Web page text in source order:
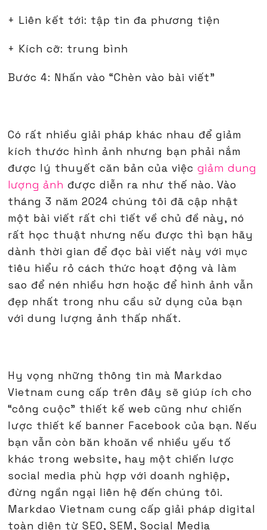
+ Liên kết tới: tập tin đa phương tiện
+ Kích cỡ: trung bình
Bước 4: Nhấn vào “Chèn vào bài viết”
Có rất nhiều giải pháp khác nhau để giảm
kích thước hình ảnh nhưng bạn phải nắm
được lý thuyết căn bản của việcgiảm dung
lượng ảnh được diễn ra như thế nào. Vào
tháng 3 năm 2024 chúng tôi đã cập nhật
một bài viết rất chi tiết về chủ đề này, nó
rất học thuật nhưng nếu được thì bạn hãy
dành thời gian để đọc bài viết này với mục
tiêu hiểu rỏ cách thức hoạt động và làm
sao để nén nhiều hơn hoặc để hình ảnh vẫn
đẹp nhất trong nhu cầu sử dụng của bạn
với dung lượng ảnh thấp nhất.
Hy vọng những thông tin mà Markdao
Vietnam cung cấp trên đây sẽ giúp ích cho
“công cuộc” thiết kế web cũng như chiến
lược thiết kế banner Facebook của bạn. Nếu
bạn vẫn còn băn khoăn về nhiều yếu tố
khác trong website, hay một chiến lược
social media phù hợp với doanh nghiệp,
đừng ngần ngại liên hệ đến chúng tôi.
Markdao Vietnam cung cấp giải pháp digital
toàn diện từ SEO, SEM, Social Media